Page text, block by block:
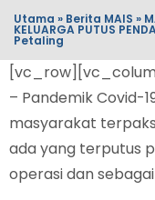
Utama » Berita MAIS »
KELUARGA PUTUS
Petaling
– Pandemik Covid-
masyarakat
ada yang terputus
operasi dan